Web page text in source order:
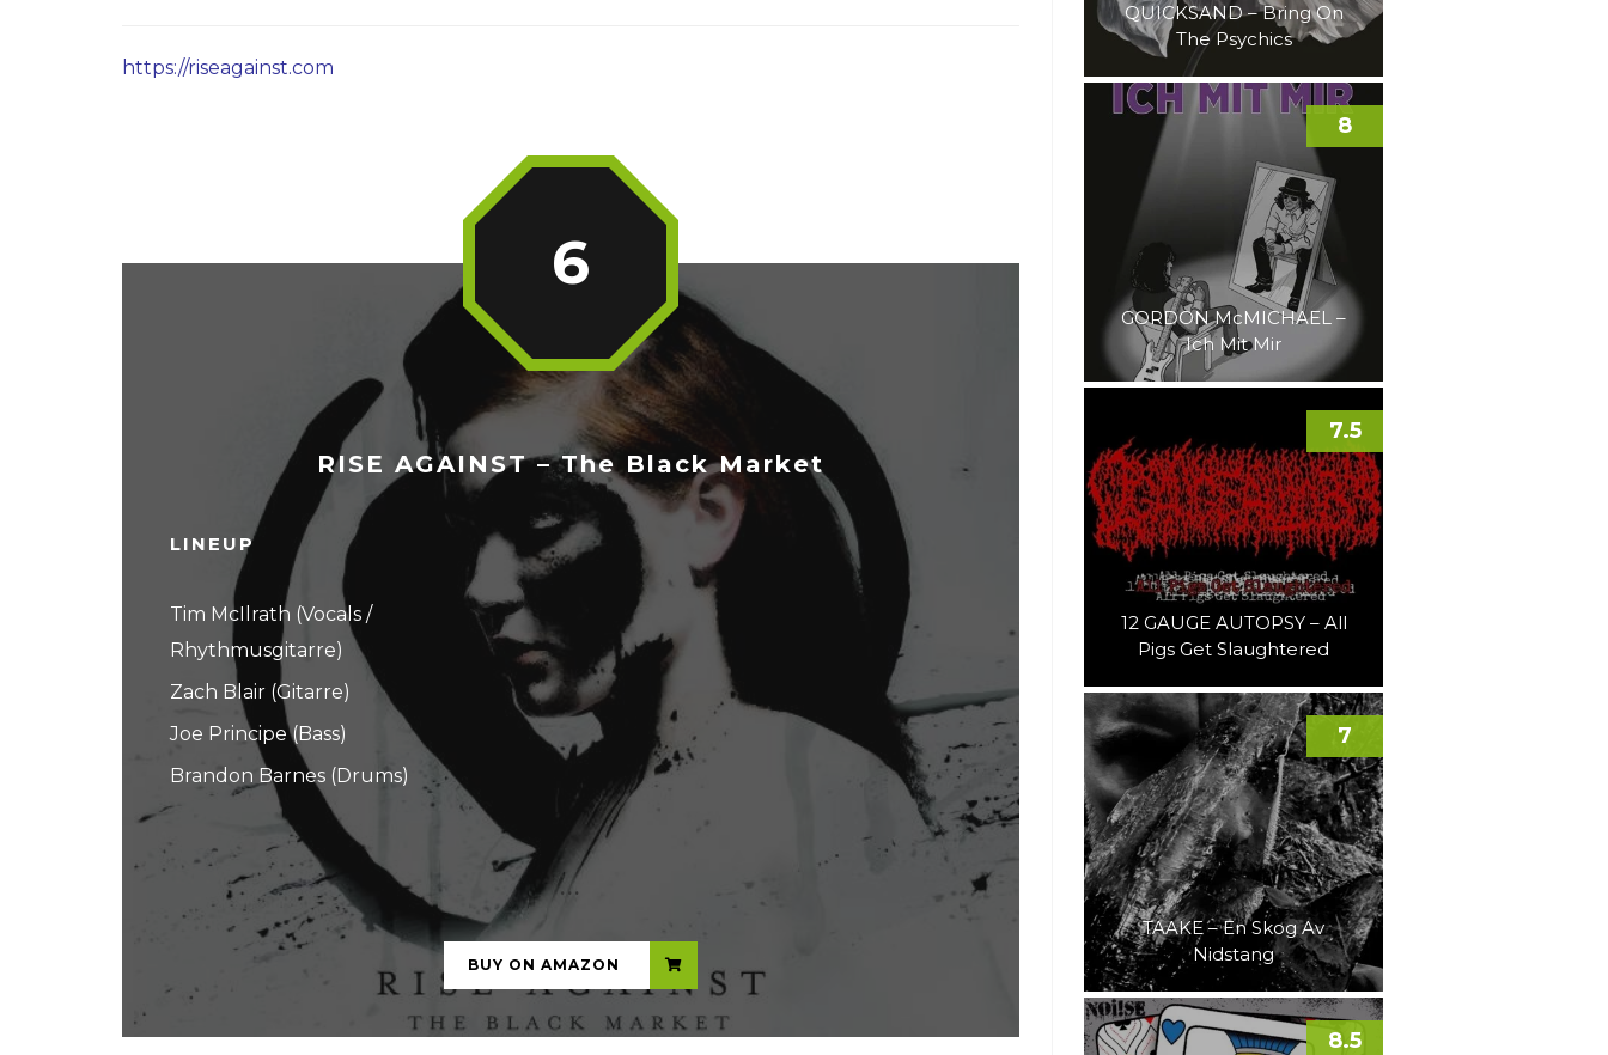
https://riseagainst.com
RISE AGAINST – The Black Market
LINEUP
Tim McIlrath (Vocals /
Rhythmusgitarre)
Zach Blair (Gitarre)
Joe Principe (Bass)
Brandon Barnes (Drums)
6
...
BUY ON AMAZON
QUICKSAND – Bring On
The Psychics
GORDON McMICHAEL –
Ich Mit Mir
8
12 GAUGE AUTOPSY – All
Pigs Get Slaughtered
7.5
TAAKE – En Skog Av
Nidstang
7
8.5